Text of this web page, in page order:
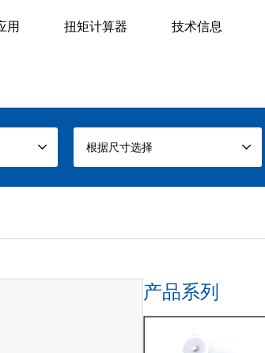
用 扭矩计算器 技术信息
根据尺寸选择
产品系列